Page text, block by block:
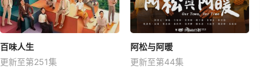
百味人生
更新至第251集
阿松与阿暖
更新至第44集